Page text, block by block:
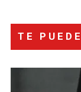
TE